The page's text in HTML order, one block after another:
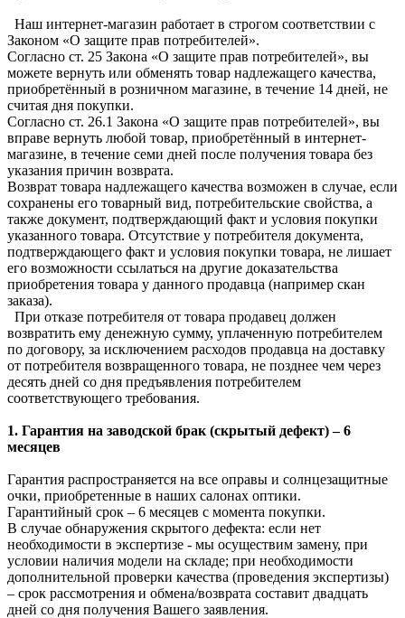
Наш интернет-магазин работает в строгом соответствии с
Законом «О защите прав потребителей».
Согласно ст. 25 Закона «О защите прав потребителей», вы
можете вернуть или обменять товар надлежащего качества,
приобретённый в розничном магазине, в течение 14 дней, не
считая дня покупки.
Согласно ст. 26.1 Закона «О защите прав потребителей», вы
вправе вернуть любой товар, приобретённый в интернет-
магазине, в течение семи дней после получения товара без
указания причин возврата.
Возврат товара надлежащего качества возможен в случае, если
сохранены его товарный вид, потребительские свойства, а
также документ, подтверждающий факт и условия покупки
указанного товара. Отсутствие у потребителя документа,
подтверждающего факт и условия покупки товара, не лишает
его возможности ссылаться на другие доказательства
приобретения товара у данного продавца (например скан
заказа).
При отказе потребителя от товара продавец должен
возвратить ему денежную сумму, уплаченную потребителем
по договору, за исключением расходов продавца на доставку
от потребителя возвращенного товара, не позднее чем через
десять дней со дня предъявления потребителем
соответствующего требования.
1. Гарантия на заводской брак (скрытый дефект) – 6
месяцев
Гарантия распространяется на все оправы и солнцезащитные
очки, приобретенные в наших салонах оптики.
Гарантийный срок – 6 месяцев с момента покупки.
В случае обнаружения скрытого дефекта: если нет
необходимости в экспертизе - мы осуществим замену, при
условии наличия модели на складе; при необходимости
дополнительной проверки качества (проведения экспертизы)
– срок рассмотрения и обмена/возврата составит двадцать
дней со дня получения Вашего заявления.